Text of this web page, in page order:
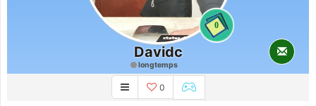
0
Davidc
longtemps
0